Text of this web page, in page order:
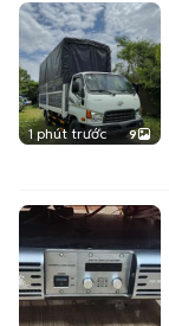
1 phút trước 9